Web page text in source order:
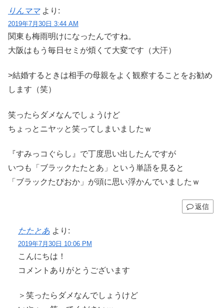
りんママ より:
2019年7月30日 3:44 AM
関東も梅雨明けになったんですね。
大阪はもう毎日セミが煩くて大変です（大汗）
>結婚するときは相手の母親をよく観察することをお勧め
します（笑）
笑ったらダメなんでしょうけど
ちょっとニヤッと笑ってしまいましたｗ
『すみっコぐらし』で丁度思い出したんですが
いつも「ブラックたたとあ」という単語を見ると
「ブラックたぴおか」が頭に思い浮かんでいましたｗ
返信
たたとあ より:
2019年7月30日 10:06 PM
こんにちは！
コメントありがとうございます
＞笑ったらダメなんでしょうけど